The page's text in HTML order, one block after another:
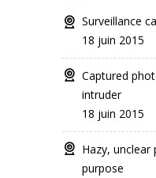
Surveillance
18 juin 2015
Captured
intruder
18 juin 2015
Hazy,
purpose